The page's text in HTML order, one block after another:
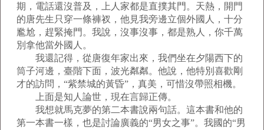
期，電話還沒普及，上人家都是直撲其門。天熱，開門
的唐先生只穿一條褲衩，他見我旁邊立個外國人，十分
尷尬，趕緊掩門。我說，沒事沒事，都是熟人，你千萬
別拿他當外國人。
我還記得，從唐復年家出來，我們坐在夕陽西下的
筒子河邊，臺階下面，波光粼粼。他說，他特別喜歡剛
才的訪問，“紫禁城的黃昏”，真美，可惜沒帶照相機。
上面是知人論世，現在言歸正傳。
我想就馬克夢的第二本書說兩句話。這本書和他的
第一本書一樣，也是討論廣義的“男女之事”。我國的“男